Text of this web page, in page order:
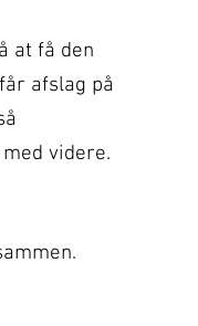
at få den
afslag på
videre.